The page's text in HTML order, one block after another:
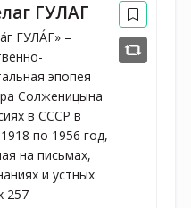
ГУЛАГ
ГУЛА́Г» –
эпопея
Солженицына
в СССР в
по 1956 год,
на письмах,
и устных
257